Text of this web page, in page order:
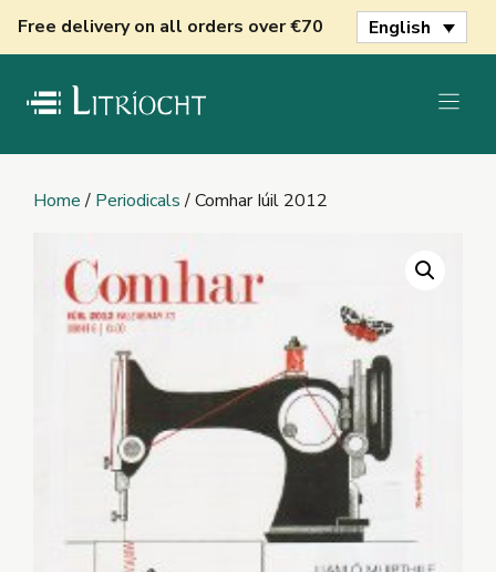
Free delivery on all orders over €70 English
Home/ Periodicals/ Comhar Iúil 2012